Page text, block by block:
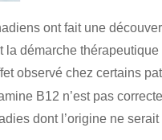
ont fait une
démarche
observé chez certains
B12 n’est pas
dont l’origine ne